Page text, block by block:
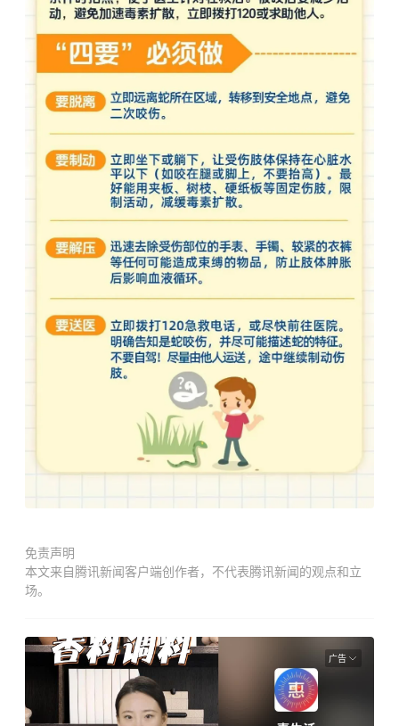
免责声明
本文来自腾讯新闻客户端创作者，不代表腾讯新闻的观点和立
场。
广告